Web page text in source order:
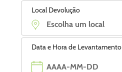
Local Devolução
Data e Hora de Levantamento